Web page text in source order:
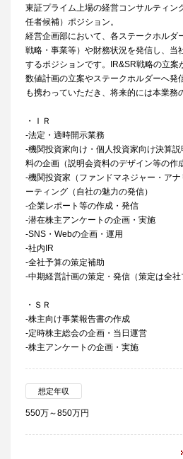
東証プライム上場の経営コンサルティン
任者候補）ポジション。
経営企画部において、各ステークホルダ
戦略・事業等）や財務状況を発信し、当
するポジションです。IR&SR戦略の立案
数値計画の立案やステークホルダーへ発
も携わっていただき、将来的には本業務
・ＩＲ
-法定・適時開示業務
-機関投資家向け・個人投資家向け決算
料の企画（説明会資料のデザイン等の作
-機関投資家（ファンドマネジャー・ア
ーティング（自社の魅力の発信）
-企業レポート等の作成・発信
-潜在株主アンケートの企画・実施
-SNS・Webの企画・運用
-社内IR
-全社予算の策定補助
-中期経営計画の策定・発信（策定は全社
・ＳＲ
-株主向け事業報告書の作成
-定時株主総会の企画・当日運営
-株主アンケートの企画・実施
想定年収
550万～850万円